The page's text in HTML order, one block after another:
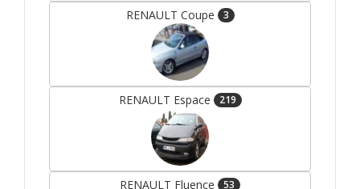
RENAULT Coupe 3
RENAULT Espace 219
RENAULT Fluence 53